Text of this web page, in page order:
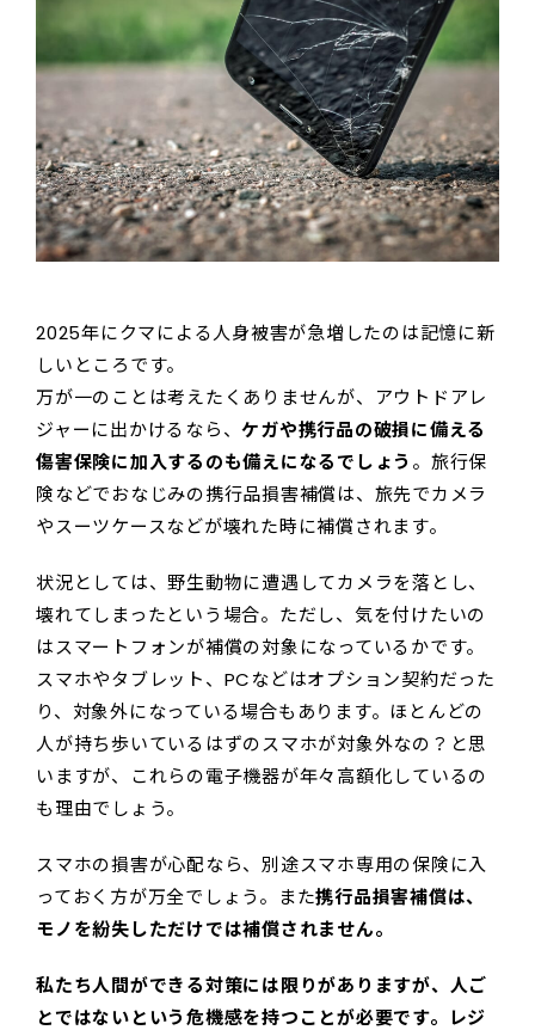
2025年にクマによる人身被害が急増したのは記憶に新
しいところです。
万が一のことは考えたくありませんが、アウトドアレ
ジャーに出かけるなら、ケガや携行品の破損に備える
傷害保険に加入するのも備えになるでしょう 。旅行保
険などでおなじみの携行品損害補償は、旅先でカメラ
やスーツケースなどが壊れた時に補償されます。
状況としては、野生動物に遭遇してカメラを落とし、
壊れてしまったという場合。ただし、気を付けたいの
はスマートフォンが補償の対象になっているかです。
スマホやタブレット、PCなどはオプション契約だった
り、対象外になっている場合もあります。ほとんどの
人が持ち歩いているはずのスマホが対象外なの？と思
いますが、これらの電子機器が年々高額化しているの
も理由でしょう。
スマホの損害が心配なら、別途スマホ専用の保険に入
っておく方が万全でしょう。また携行品損害補償は、
モノを紛失しただけでは補償されません。
私たち人間ができる対策には限りがありますが、人ご
とではないという危機感を持つことが必要です。レジ